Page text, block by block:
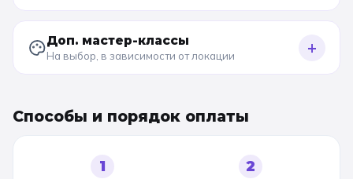
Доп. мастер-классы
На выбор, в зависимости от локации +
Способы и порядок оплаты
1 2